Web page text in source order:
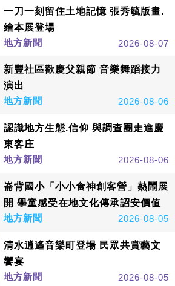
一刀一刻留住土地記憶 張秀毓版畫.
繪本展登場
地方新聞
2026-08-07
新豐社區歡慶父親節 音樂舞蹈接力
演出
地方新聞
2026-08-06
認識地方生態.信仰 與調查團走進慶
東客庄
地方新聞
2026-08-06
崙背國小「小小食神創客營」熱鬧展
開 學童感受在地文化傳承詔安價值
地方新聞
2026-08-05
清水逍遙音樂町登場 民眾共賞藝文
饗宴
地方新聞
2026-08-05